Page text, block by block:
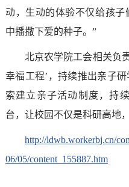
动，生动的体验不仅给孩
中播撒下爱的种子。”
北京农学院工会相关负
幸福工程’，持续推出亲子
索建立亲子活动制度，持
台，让校园不仅是科研高地
http://ldwb.workerbj.cn/
06/05/content_155887.htm